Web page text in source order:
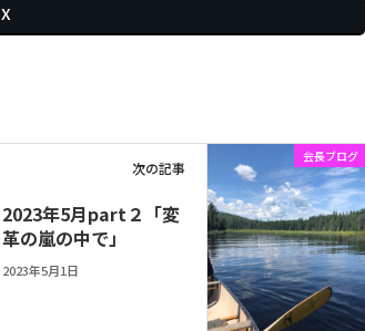
X
会長ブログ
次の記事
2023年5月part２「変
革の嵐の中で」
2023年5月1日